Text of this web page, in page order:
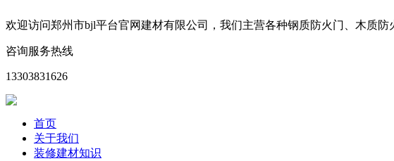
欢迎访问郑州市bjl平台官网建材有限公司，我们主营各种钢质防火门、木质
咨询服务热线
13303831626
首页
关于我们
装修建材知识